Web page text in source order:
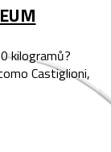
kilogramů?
Castiglioni,